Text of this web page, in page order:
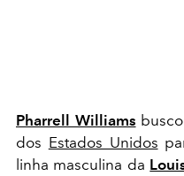
Pharrell Williams
dos Estados Unidos
linha masculina da